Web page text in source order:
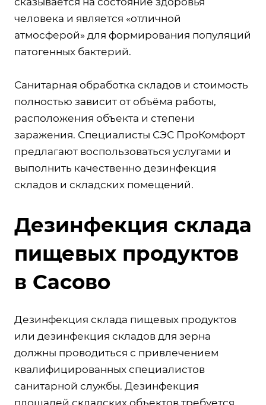
человека и является «отличной
атмосферой» для формирования популяций
патогенных бактерий.
Санитарная обработка складов и стоимость
полностью зависит от объёма работы,
расположения объекта и степени
заражения. Специалисты СЭС ПроКомфорт
предлагают воспользоваться услугами и
выполнить качественно дезинфекция
складов и складских помещений.
Дезинфекция склада
пищевых продуктов
в Сасово
Дезинфекция склада пищевых продуктов
или дезинфекция складов для зерна
должны проводиться с привлечением
квалифицированных специалистов
санитарной службы. Дезинфекция
площадей складских объектов требуется